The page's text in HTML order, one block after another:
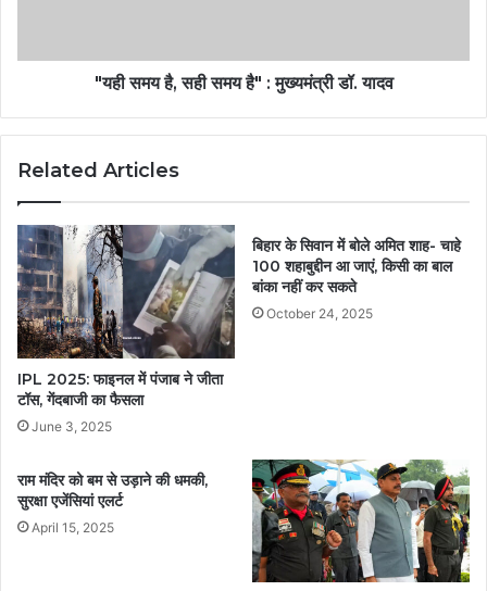
"यही समय है, सही समय है" : मुख्यमंत्री डॉ. यादव
Related Articles
IPL 2025: फाइनल में पंजाब ने जीता
टॉस, गेंदबाजी का फैसला
June 3, 2025
बिहार के सिवान में बोले अमित शाह- चाहे
100 शहाबुद्दीन आ जाएं, किसी का बाल
बांका नहीं कर सकते
October 24, 2025
राम मंदिर को बम से उड़ाने की धमकी,
सुरक्षा एजेंसियां एलर्ट
April 15, 2025